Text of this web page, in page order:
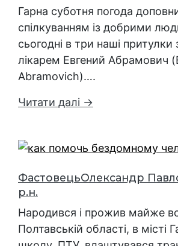
Гарна суботня погода
спілкуванням із добрими
сьогодні в три наші притулки
лікарем Евгений Абрамович
Abramovich)….
Читати далі →
ФастовецьОлександр
р.н.
Народився і прожив майже
Полтавській області, в місті